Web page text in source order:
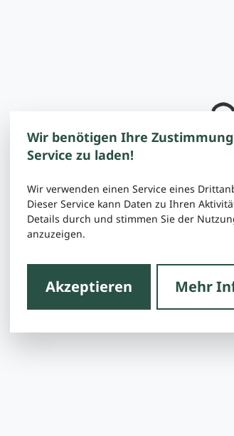
Wir benötigen Ihre
Service zu laden!
Wir verwenden einen Service eines
Dieser Service kann Daten zu Ihren
Details durch und stimmen Sie der
anzuzeigen.
Akzeptieren Mehr